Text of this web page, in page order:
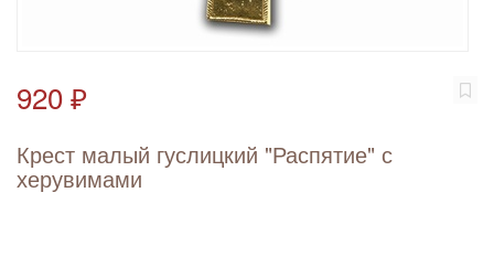
920 ₽
Крест малый гуслицкий "Распятие" с
херувимами